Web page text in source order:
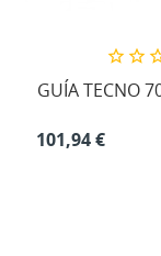
GUÍA TECNO
101,94 €